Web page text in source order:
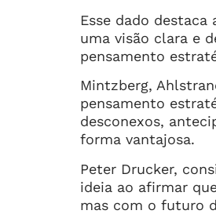
Esse dado
uma visão clara e
pensamento
Mintzberg,
pensamento
desconexos,
forma vantajosa.
Peter Drucker,
ideia ao afirmar
mas com o futuro